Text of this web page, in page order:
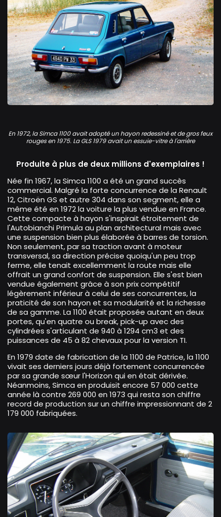
En 1972, la Simca 1100 avait adopté un hayon redessiné et de gros feux
rouges en 1975. La GLS 1979 avait un essuie-vitre à l'arrière
Produite à plus de deux millions d'exemplaires !
Née fin 1967, la Simca 1100 a été un grand succès
commercial. Malgré la forte concurrence de la Renault
12, Citroën GS et autre 304 dans son segment, elle a
même été en 1972 la voiture la plus vendue en France.
Cette compacte à hayon s'inspirait étroitement de
l'Autobianchi Primula au plan architectural mais avec
une suspension bien plus élaborée à barres de torsion.
Non seulement, par sa traction avant à moteur
transversal, sa direction précise quoiqu'un peu trop
ferme, elle tenait excellemment la route mais elle
offrait un grand confort de suspension. Elle s'est bien
vendue également grâce à son prix compétitif
légèrement inférieur à celui de ses concurrentes, la
praticité de son hayon et sa modularité et la richesse
de sa gamme. La 1100 était proposée autant en deux
portes, qu'en quatre ou break, pick-up avec des
cylindrées s'articulant de 940 à 1294 cm3 et des
puissances de 45 à 82 chevaux pour la version TI.
En 1979 date de fabrication de la 1100 de Patrice, la 1100
vivait ses derniers jours déjà fortement concurrencée
par sa grande sœur l'Horizon qui en était dérivée.
Néanmoins, Simca en produisit encore 57 000 cette
année là contre 269 000 en 1973 qui resta son chiffre
record de production sur un chiffre impressionnant de 2
179 000 fabriquées.